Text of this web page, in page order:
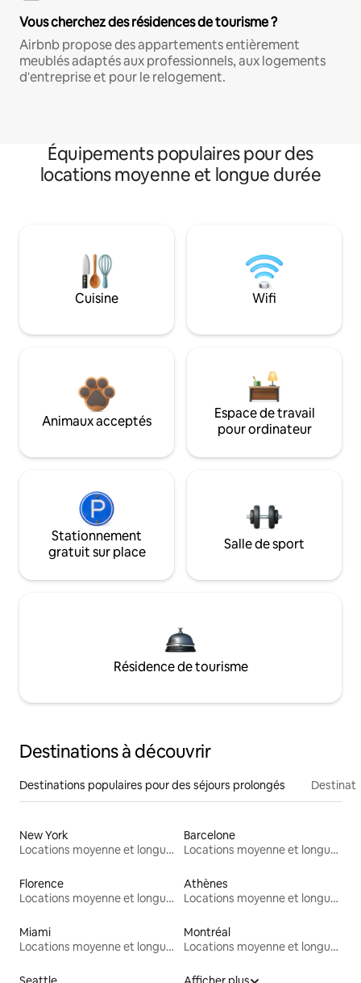
Vous cherchez des résidences de tourisme ?
Airbnb propose des appartements entièrement
meublés adaptés aux professionnels, aux logements
d'entreprise et pour le relogement.
Équipements populaires pour des
locations moyenne et longue durée
Cuisine Wifi
Animaux acceptés
Espace de travail
pour ordinateur
Stationnement
gratuit sur place
Salle de sport
Résidence de tourisme
Destinations à découvrir
Destinations populaires pour des séjours prolongés
New York
Locations moyenne et longue durée
Barcelone
Locations moyenne et longue durée
Florence
Locations moyenne et longue durée
Athènes
Locations moyenne et longue durée
Miami
Locations moyenne et longue durée
Montréal
Locations moyenne et longue durée